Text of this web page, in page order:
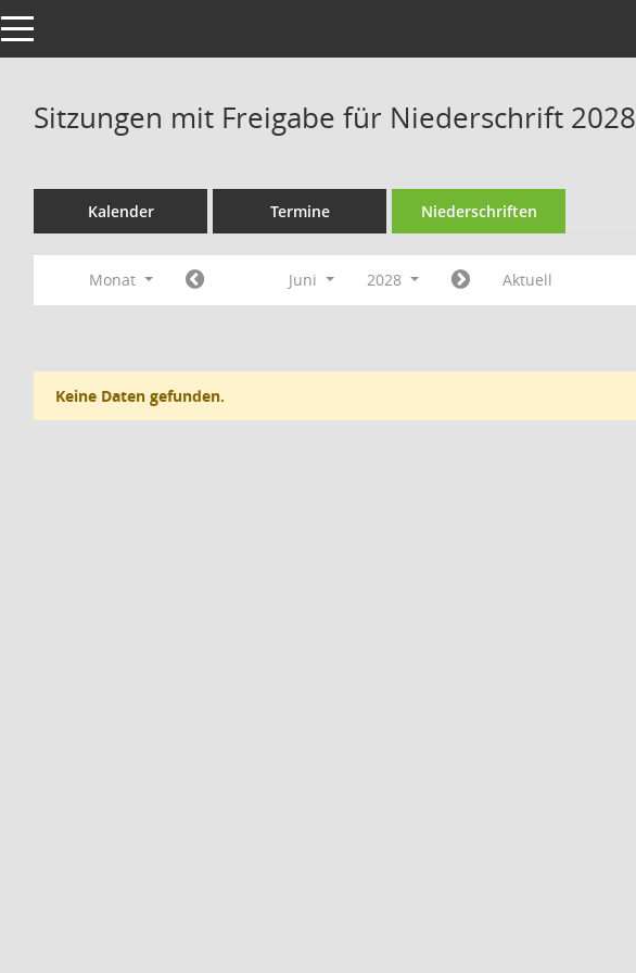
Toggle navigation
Sitzungen mit Freigabe für Niederschrift 2028
Kalender Termine Niederschriften
Monat Juni 2028 Aktuell
Keine Daten gefunden.